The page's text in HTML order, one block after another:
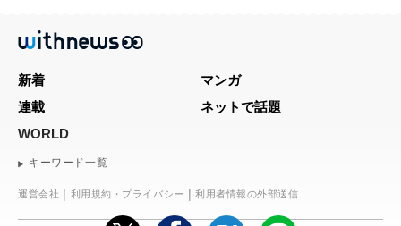
新着
マンガ
連載
ネットで話題
WORLD
キーワード一覧
運営会社 利用規約・プライバシー 利用者情報の外部送信